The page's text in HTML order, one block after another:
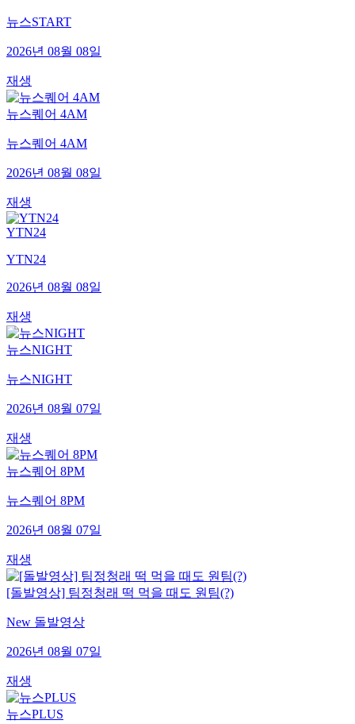
뉴스START
2026년 08월 08일
재생
뉴스퀘어 4AM
뉴스퀘어 4AM
2026년 08월 08일
재생
YTN24
YTN24
2026년 08월 08일
재생
뉴스NIGHT
뉴스NIGHT
2026년 08월 07일
재생
뉴스퀘어 8PM
뉴스퀘어 8PM
2026년 08월 07일
재생
[돌발영상] 팀정청래 떡 먹을 때도 원팀(?)
New 돌발영상
2026년 08월 07일
재생
뉴스PLUS